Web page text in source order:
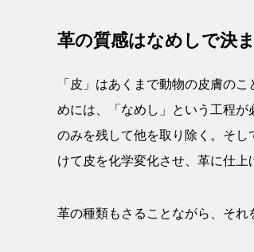
革の質感はなめしで決ま
「皮」はあくまで動物の皮膚の
めには、「なめし」という工程
のみを残して他を取り除く。そ
けて皮を化学変化させ、革に仕上
革の種類もさることながら、それ